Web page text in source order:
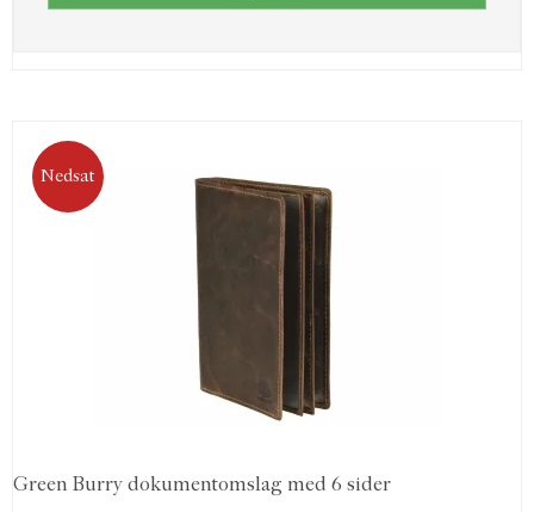
Nedsat
Green Burry dokumentomslag med 6 sider